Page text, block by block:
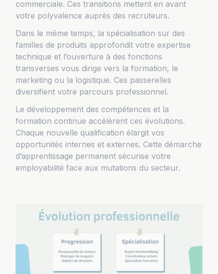
commerciale. Ces transitions mettent en avant
votre polyvalence auprès des recruteurs.
Dans le même temps, la spécialisation sur des
familles de produits approfondit votre expertise
technique et l’ouverture à des fonctions
transverses vous dirige vers la formation, le
marketing ou la logistique. Ces passerelles
diversifient votre parcours professionnel.
Le développement des compétences et la
formation continue accélèrent ces évolutions.
Chaque nouvelle qualification élargit vos
opportunités internes et externes. Cette démarche
d’apprentissage permanent sécurise votre
employabilité face aux mutations du secteur.